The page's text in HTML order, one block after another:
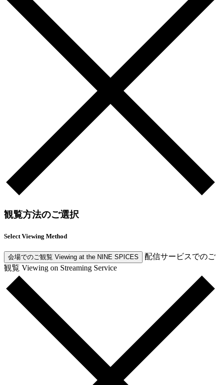
観覧方法のご選択
Select Viewing Method
会場でのご観覧 Viewing at the NINE SPICES
配信サービスでのご
観覧 Viewing on Streaming Service